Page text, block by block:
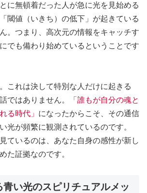
に無頓着だった人が急に光を見始める
閾値（いきち）の低下 」が起きている
。つまり、高次元の情報をキャッチす
でも備わり始めているということです
これは決して特別な人だけに起きる
ではありません。
「誰もが自分の魂と
る時代」 になったからこそ、その通信
光が頻繁に観測されているのです。
ているのは、あなた自身の感性が新し
た証拠なのです。
い光のスピリチュアルメッ